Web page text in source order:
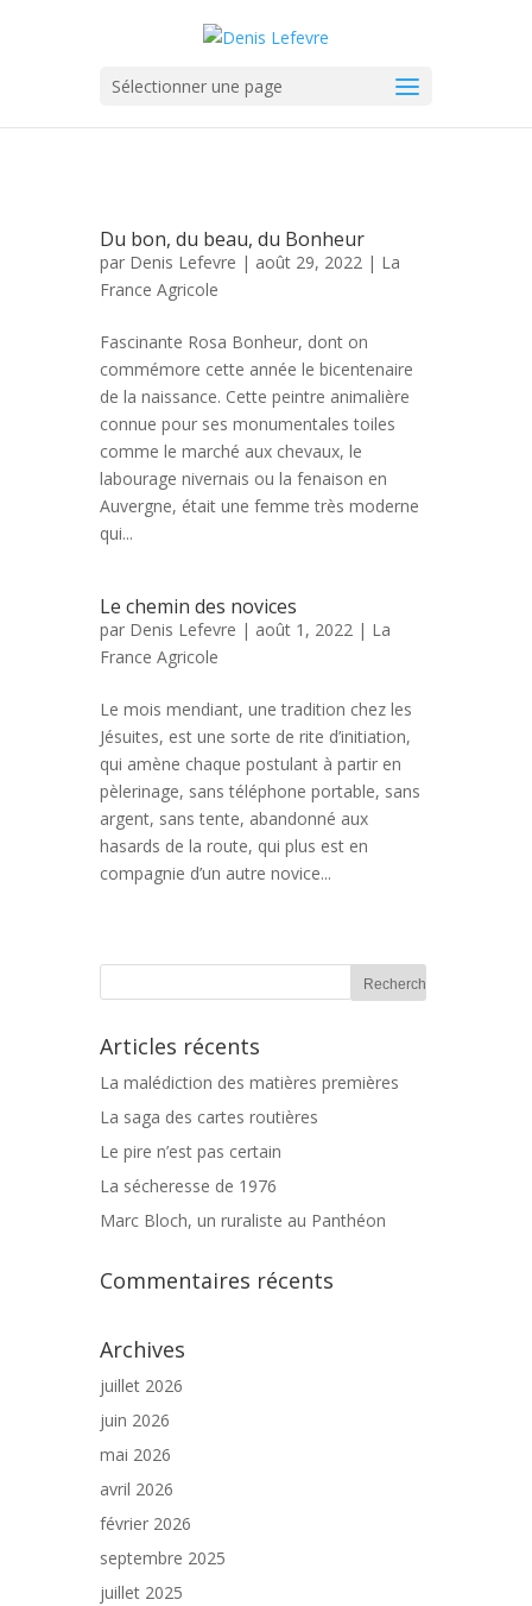
Sélectionner une page
Du bon, du beau, du Bonheur
par Denis Lefevre | août 29, 2022 | La
France Agricole
Fascinante Rosa Bonheur, dont on
commémore cette année le bicentenaire
de la naissance. Cette peintre animalière
connue pour ses monumentales toiles
comme le marché aux chevaux, le
labourage nivernais ou la fenaison en
Auvergne, était une femme très moderne
qui...
Le chemin des novices
par Denis Lefevre | août 1, 2022 | La
France Agricole
Le mois mendiant, une tradition chez les
Jésuites, est une sorte de rite d’initiation,
qui amène chaque postulant à partir en
pèlerinage, sans téléphone portable, sans
argent, sans tente, abandonné aux
hasards de la route, qui plus est en
compagnie d’un autre novice...
Articles récents
La malédiction des matières premières
La saga des cartes routières
Le pire n’est pas certain
La sécheresse de 1976
Marc Bloch, un ruraliste au Panthéon
Commentaires récents
Archives
juillet 2026
juin 2026
mai 2026
avril 2026
février 2026
septembre 2025
juillet 2025